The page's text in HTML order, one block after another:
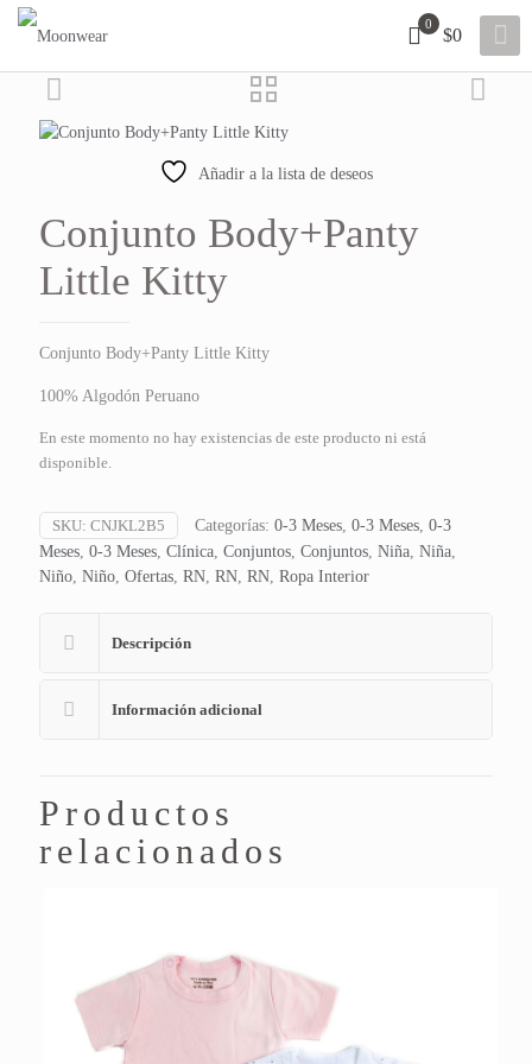
0
$0
Añadir a la lista de deseos
Conjunto Body+Panty
Little Kitty
Conjunto Body+Panty Little Kitty
100% Algodón Peruano
En este momento no hay existencias de este producto ni está
disponible.
SKU: CNJKL2B5 Categorías: 0-3 Meses, 0-3 Meses, 0-3
Meses, 0-3 Meses, Clínica, Conjuntos, Conjuntos, Niña, Niña,
Niño, Niño, Ofertas, RN, RN, RN, Ropa Interior
Descripción
Información adicional
Productos
relacionados